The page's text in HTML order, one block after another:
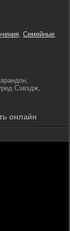
, Семейные,
Сэвэдж,
онлайн